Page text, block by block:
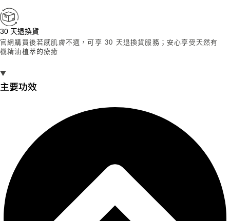
膜
數
量
30 天退換貨
官網購買後若感肌膚不適，可享 30 天退換貨服務；安心享受天然有
機精油植萃的療癒
主要功效